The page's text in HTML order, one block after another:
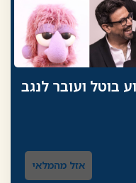
בוטל ועובר לנגב
אזל מהמלאי